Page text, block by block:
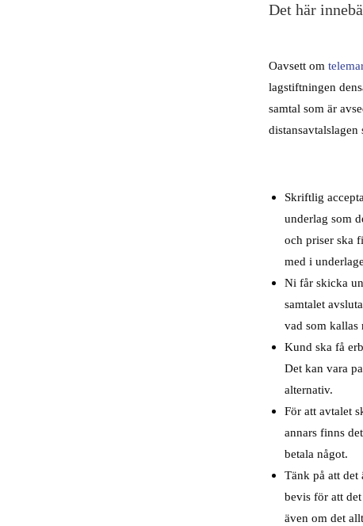
Det här
Oavsett om
lagstiftningen
samtal som är
Skriftlig
underlag som
och priser ska
med i
Ni får skicka
samtalet
vad som
Kund ska få
Det kan vara
alternativ.
För att avtalet
annars finns
betala något.
Tänk på att det
bevis för att
även om det